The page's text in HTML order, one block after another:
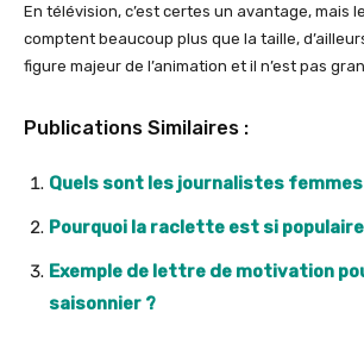
En télévision, c’est certes un avantage, mais
comptent beaucoup plus que la taille,
figure majeur de l’animation et il n’est pas
Publications Similaires :
Quels sont les journalistes femmes
Pourquoi la raclette est si
Exemple de lettre de motivation
saisonnier ?